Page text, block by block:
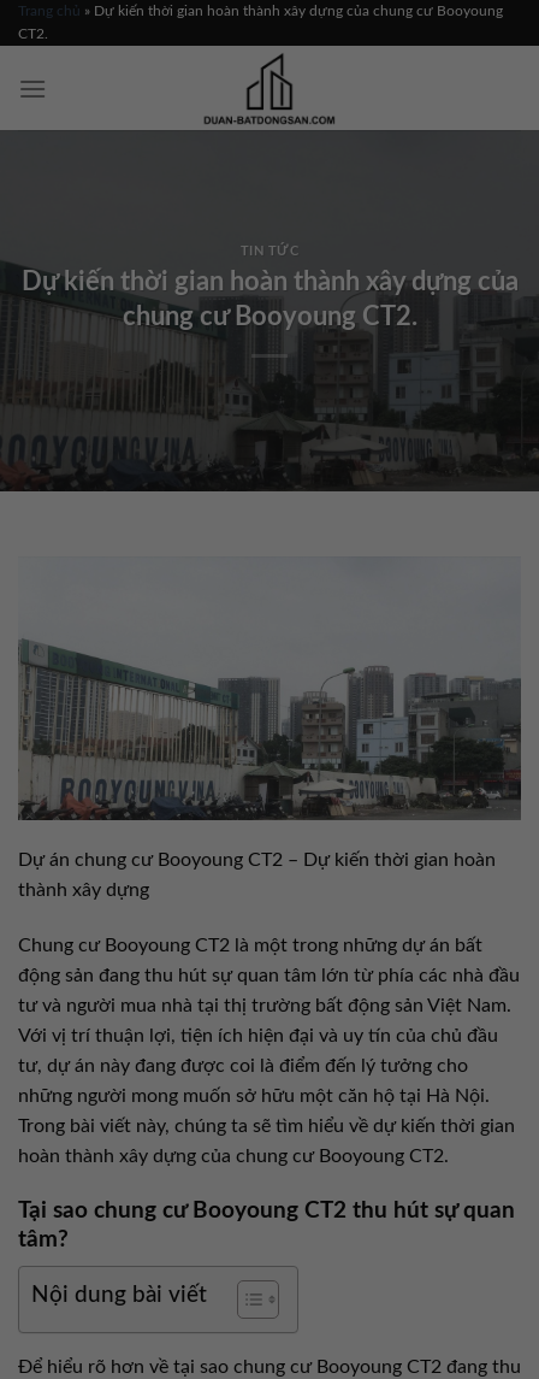
Skip
to
Trang chủ » Dự kiến thời gian hoàn thành xây dựng của chung cư Booyoung
CT2.
TIN TỨC
Dự kiến thời gian hoàn thành xây dựng của
chung cư Booyoung CT2.
Dự án chung cư Booyoung CT2 – Dự kiến thời gian hoàn
thành xây dựng
Chung cư Booyoung CT2 là một trong những dự án bất
động sản đang thu hút sự quan tâm lớn từ phía các nhà đầu
tư và người mua nhà tại thị trường bất động sản Việt Nam.
Với vị trí thuận lợi, tiện ích hiện đại và uy tín của chủ đầu
tư, dự án này đang được coi là điểm đến lý tưởng cho
những người mong muốn sở hữu một căn hộ tại Hà Nội.
Trong bài viết này, chúng ta sẽ tìm hiểu về dự kiến thời gian
hoàn thành xây dựng của chung cư Booyoung CT2.
Tại sao chung cư Booyoung CT2 thu hút sự quan
tâm?
Nội dung bài viết
Để hiểu rõ hơn về tại sao chung cư Booyoung CT2 đang thu